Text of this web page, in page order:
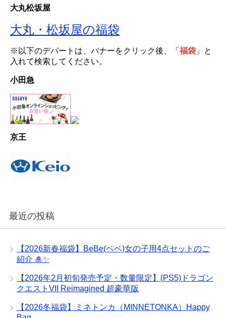
大丸松坂屋
大丸・松坂屋の福袋
※以下のデパートは、バナーをクリック後、「 福袋 」と
入れて検索してください。
小田急
京王
最近の投稿
【2026新春福袋】BeBe(ベベ)女の子用4点セットのご
紹介 🎍✨
【2026年2月初旬発売予定・数量限定】(PS5)ドラゴン
クエストVII Reimagined 超豪華版
【2026冬福袋】ミネトンカ（MINNETONKA）Happy